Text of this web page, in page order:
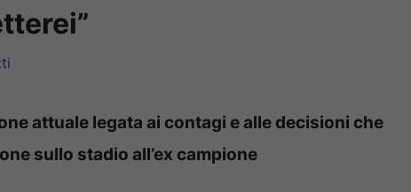
attuale legata ai contagi e alle decisioni che
sullo stadio all’ex campione